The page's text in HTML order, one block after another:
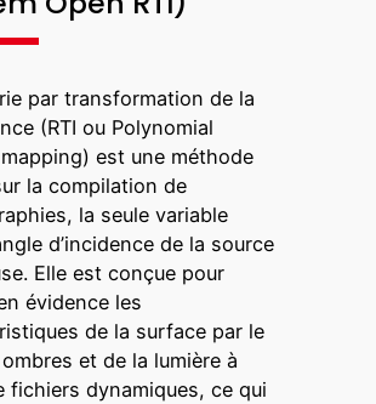
par transformation de la
(RTI ou Polynomial
est une méthode
la compilation de
la seule variable
d’incidence de la source
Elle est conçue pour
évidence les
de la surface par le
et de la lumière à
fichiers dynamiques, ce qui